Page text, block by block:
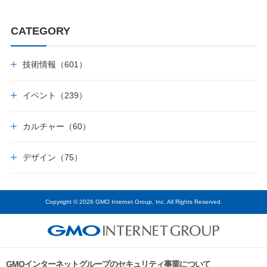
CATEGORY
技術情報（601）
イベント（239）
カルチャー（60）
デザイン（75）
Copyright © 2026 GMO Internet Group, Inc. All Rights Reserved.
GMOインターネットグループのセキュリティ事業について